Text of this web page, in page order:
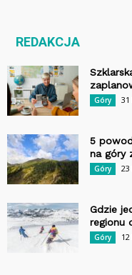
REDAKCJA
Góry 31
5
na góry
Góry
Gdzie
regionu
Góry